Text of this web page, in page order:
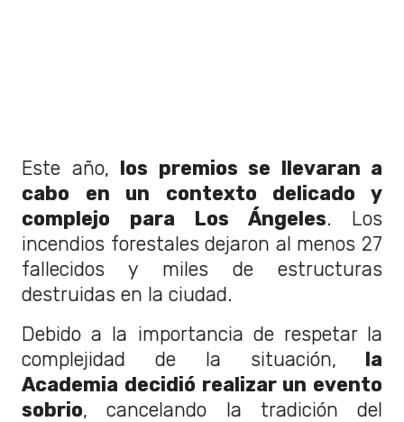
Este año, los premios se llevaran a
cabo en un contexto delicado y
complejo para Los Ángeles. Los
incendios forestales dejaron al menos 27
fallecidos y miles de estructuras
destruidas en la ciudad.
Debido a la importancia de respetar la
complejidad de la situación, la
Academia decidió realizar un evento
sobrio, cancelando la tradición del